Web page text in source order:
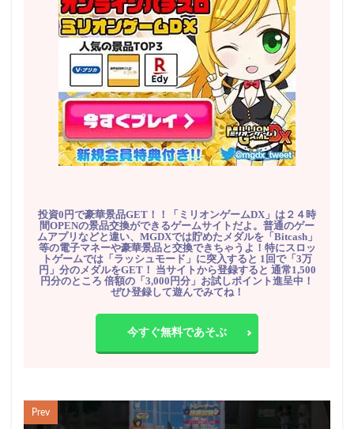
投資0円で豪華景品GET！！「ミリオンゲームDX」は２４時
間OPENの景品交換ができるゲームサイトだよ。普通のゲー
ムアプリなどと違い、MGDXでは貯めたメダルを「Bitcash」
等の電子マネーや豪華景品と交換できちゃうよ！特にスロッ
トゲームでは「ラッシュモード」に突入すると 1回で「3万
円」分のメダルをGET！ 当サイトから登録すると 通常1,500
円分のところ 倍額の「3,000円分」お試しポイント進呈中！
ぜひ登録して遊んでみてね！
今すぐ無料であそぶ
Prev